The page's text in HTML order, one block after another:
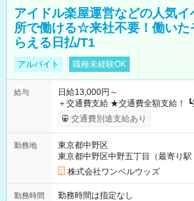
アイドル楽屋運営などの人気
所で働ける☆来社不要！働いた
らえる日払/T1
アルバイト 職種未経験OK
給与
日給13,000円～
＋交通費支給 ★交通費全額支給！ ┗案件により規定あり ★日払
いOK！（規定あり） ┗働いたその
ンビニATMから 日払い分を引き落とせます！
交通費別途支給あり
勤務地
東京都中野区
東京都中野区中野五丁目（最寄り駅
株式会社ワンベルウッズ
勤務時間
勤務時間は指定なし